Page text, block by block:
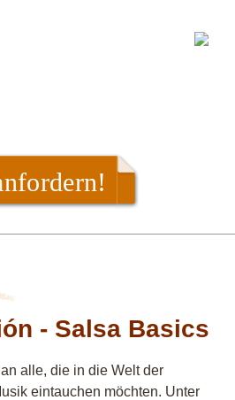
- Salsa Basics
alle, die in die Welt der
eintauchen möchten. Unter